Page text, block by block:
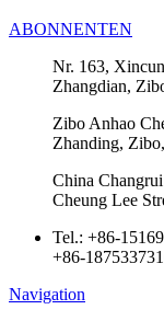
ABONNENTEN
Nr. 163,
Zhangdian,
Zibo Anhao
Zhanding,
China
Cheung Lee
Tel.: +86-
+86-
Navigation